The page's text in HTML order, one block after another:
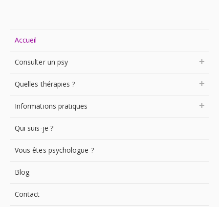
Accueil
Consulter un psy
Quelles thérapies ?
Informations pratiques
Qui suis-je ?
Vous êtes psychologue ?
Blog
Contact